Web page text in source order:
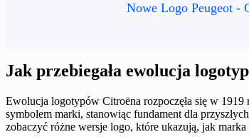
Nowe Logo Peugeot -
Jak przebiegała ewolucja
Ewolucja logotypów Citroëna rozpoczęła się w
symbolem marki, stanowiąc fundament dla
zobaczyć różne wersje logo, które ukazują, jak